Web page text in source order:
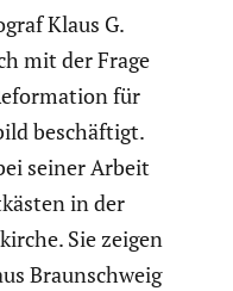
Klaus G.
mit der Frage
für
beschäf­tigt.
seiner Arbeit
in der
Sie zeigen
Braun­schweig